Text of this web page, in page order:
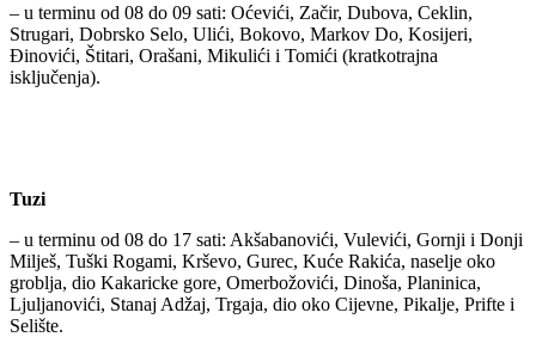
– u terminu od 08 do 09 sati: Oćevići, Začir, Dubova, Ceklin,
Strugari, Dobrsko Selo, Ulići, Bokovo, Markov Do, Kosijeri,
Đinovići, Štitari, Orašani, Mikulići i Tomići (kratkotrajna
isključenja).
Tuzi
– u terminu od 08 do 17 sati: Akšabanovići, Vulevići, Gornji i Donji
Milješ, Tuški Rogami, Krševo, Gurec, Kuće Rakića, naselje oko
groblja, dio Kakaricke gore, Omerbožovići, Dinoša, Planinica,
Ljuljanovići, Stanaj Adžaj, Trgaja, dio oko Cijevne, Pikalje, Prifte i
Selište.